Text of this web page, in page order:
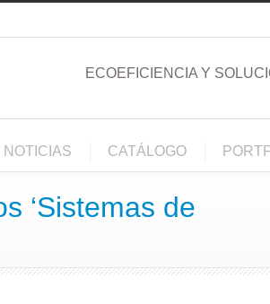
ECOEFICIENCIA Y
NOTICIAS CATÁLOGO
‘Sistemas de